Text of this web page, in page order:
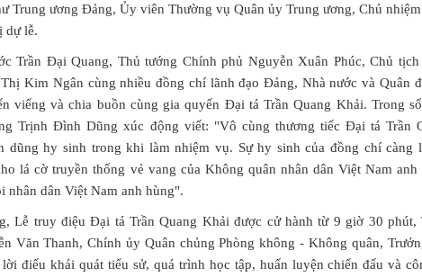
Trung ương Đảng, Ủy viên Thường vụ Quân ủy Trung ương, Chủ
dự lễ.
Trần Đại Quang, Thủ tướng Chính phủ Nguyễn Xuân Phúc, Chủ tịch
Kim Ngân cùng nhiều đồng chí lãnh đạo Đảng, Nhà nước và Quân
viếng và chia buồn cùng gia quyến Đại tá Trần Quang Khải. Trong
Trịnh Đình Dũng xúc động viết: "Vô cùng thương tiếc Đại tá Trần
dũng hy sinh trong khi làm nhiệm vụ. Sự hy sinh của đồng chí càng
lá cờ truyền thống vẻ vang của Không quân nhân dân Việt Nam anh
nhân dân Việt Nam anh hùng".
Lễ truy điệu Đại tá Trần Quang Khải được cử hành từ 9 giờ 30 phút,
Văn Thanh, Chính ủy Quân chủng Phòng không - Không quân,
điếu khái quát tiểu sử, quá trình học tập, huấn luyện chiến đấu và